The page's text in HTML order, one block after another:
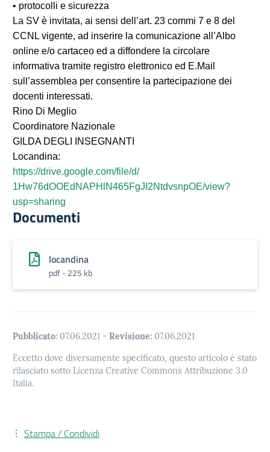
• protocolli e sicurezza
La SV è invitata, ai sensi dell’art. 23 commi 7 e 8 del
CCNL vigente, ad inserire la comunicazione all’Albo
online e/o cartaceo ed a diffondere la circolare
informativa tramite registro elettronico ed E.Mail
sull’assemblea per consentire la partecipazione dei
docenti interessati.
Rino Di Meglio
Coordinatore Nazionale
GILDA DEGLI INSEGNANTI
Locandina:
https://drive.google.com/file/d/
1Hw76dOOEdNAPHlN465FgJI2NtdvsnpOE/view?
usp=sharing
Documenti
locandina
pdf - 225 kb
Pubblicato: 07.06.2021 - Revisione: 07.06.2021
Eccetto dove diversamente specificato, questo articolo è stato
rilasciato sotto Licenza Creative Commons Attribuzione 3.0
Italia.
Stampa / Condividi